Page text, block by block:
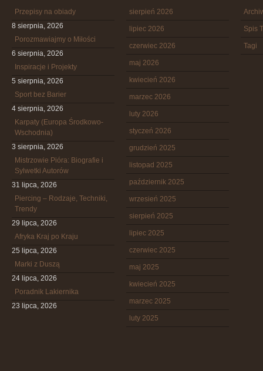
Przepisy na obiady
8 sierpnia, 2026
Porozmawiajmy o Miłości
6 sierpnia, 2026
Inspiracje i Projekty
5 sierpnia, 2026
Sport bez Barier
4 sierpnia, 2026
Karpaty (Europa Środkowo-
Wschodnia)
3 sierpnia, 2026
Mistrzowie Pióra: Biografie i
Sylwetki Autorów
31 lipca, 2026
Piercing – Rodzaje, Techniki,
Trendy
29 lipca, 2026
Afryka Kraj po Kraju
25 lipca, 2026
Marki z Duszą
24 lipca, 2026
Poradnik Lakiernika
23 lipca, 2026
sierpień 2026
lipiec 2026
czerwiec 2026
maj 2026
kwiecień 2026
marzec 2026
luty 2026
styczeń 2026
grudzień 2025
listopad 2025
październik 2025
wrzesień 2025
sierpień 2025
lipiec 2025
czerwiec 2025
maj 2025
kwiecień 2025
marzec 2025
luty 2025
Spis
Tagi